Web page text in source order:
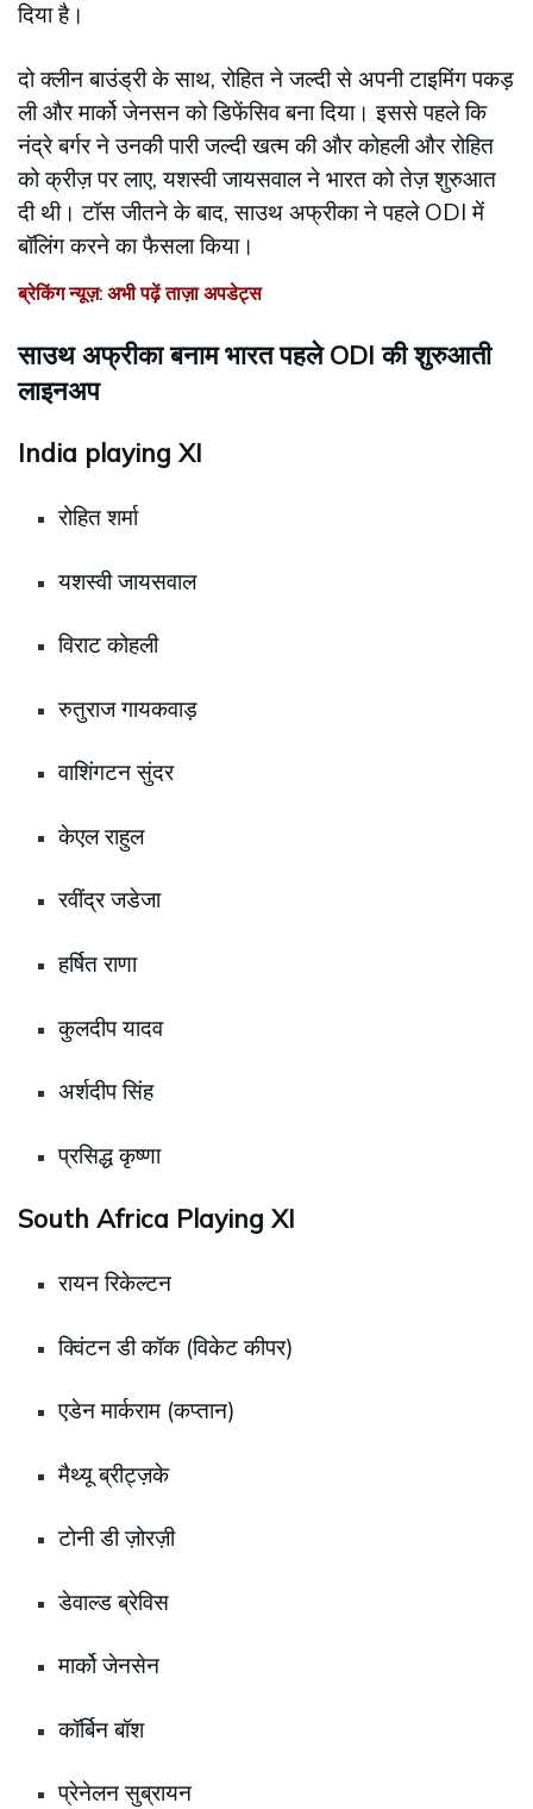
दिया है।
दो क्लीन बाउंड्री के साथ, रोहित ने जल्दी से अपनी टाइमिंग पकड़
ली और मार्को जेनसन को डिफेंसिव बना दिया। इससे पहले कि
नंद्रे बर्गर ने उनकी पारी जल्दी खत्म की और कोहली और रोहित
को क्रीज़ पर लाए, यशस्वी जायसवाल ने भारत को तेज़ शुरुआत
दी थी। टॉस जीतने के बाद, साउथ अफ्रीका ने पहले ODI में
बॉलिंग करने का फैसला किया।
ब्रेकिंग न्यूज़: अभी पढ़ें ताज़ा अपडेट्स
साउथ अफ्रीका बनाम भारत पहले ODI की शुरुआती
लाइनअप
India playing XI
रोहित शर्मा
यशस्वी जायसवाल
विराट कोहली
रुतुराज गायकवाड़
वाशिंगटन सुंदर
केएल राहुल
रवींद्र जडेजा
हर्षित राणा
कुलदीप यादव
अर्शदीप सिंह
प्रसिद्ध कृष्णा
South Africa Playing XI
रायन रिकेल्टन
क्विंटन डी कॉक (विकेट कीपर)
एडेन मार्कराम (कप्तान)
मैथ्यू ब्रीट्ज़के
टोनी डी ज़ोरज़ी
डेवाल्ड ब्रेविस
मार्को जेनसेन
कॉर्बिन बॉश
प्रेनेलन सुब्रायन